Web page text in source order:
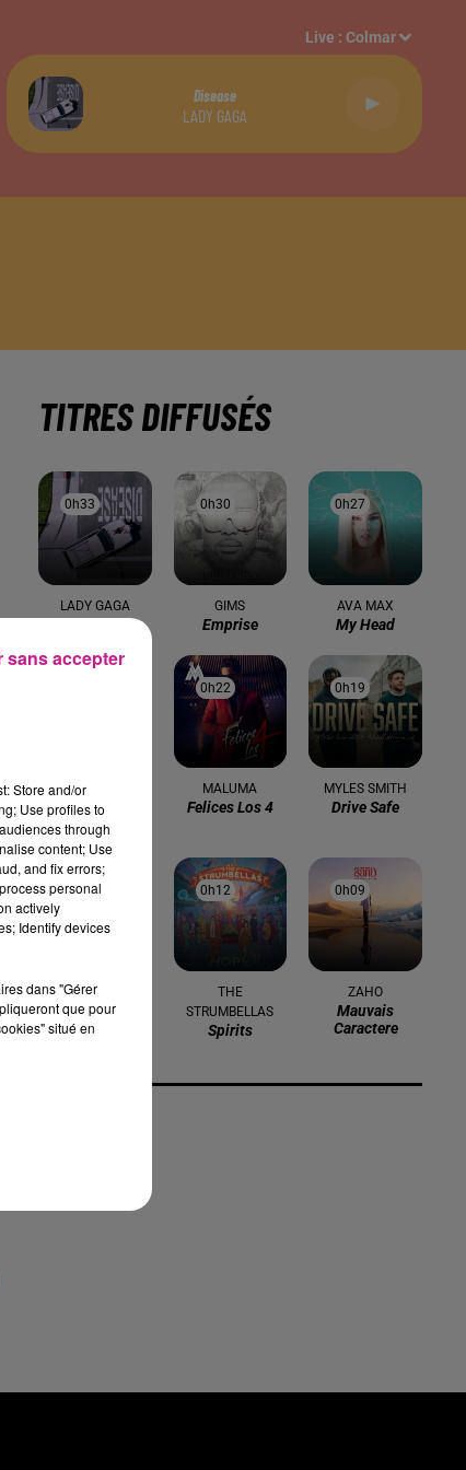
Live :Colmar
Disease
LADY GAGA
TITRES DIFFUSÉS
0h33
0h33
LADY GAGA
0h30
0h30
GIMS
Emprise
0h27
0h27
AVA MAX
My Head
JOYCE
JONATHAN
Allo
0h22
0h22
MALUMA
Felices Los 4
0h19
0h19
MYLES SMITH
Drive Safe
0h16
0h16
TEMPER CITY
Self Aware
0h12
0h12
THE
STRUMBELLAS
Spirits
0h09
0h09
ZAHO
Mauvais
Caractere
Store and/or
Use profiles to
through
content; Use
and fix errors;
personal
actively
Identify devices
dans "Gérer
que pour
situé en
sans accepter